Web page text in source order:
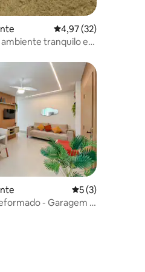
4,97 de uma
4,97 (32)
5, 8 avaliações
5 de uma
5 (3)
- Garagem -